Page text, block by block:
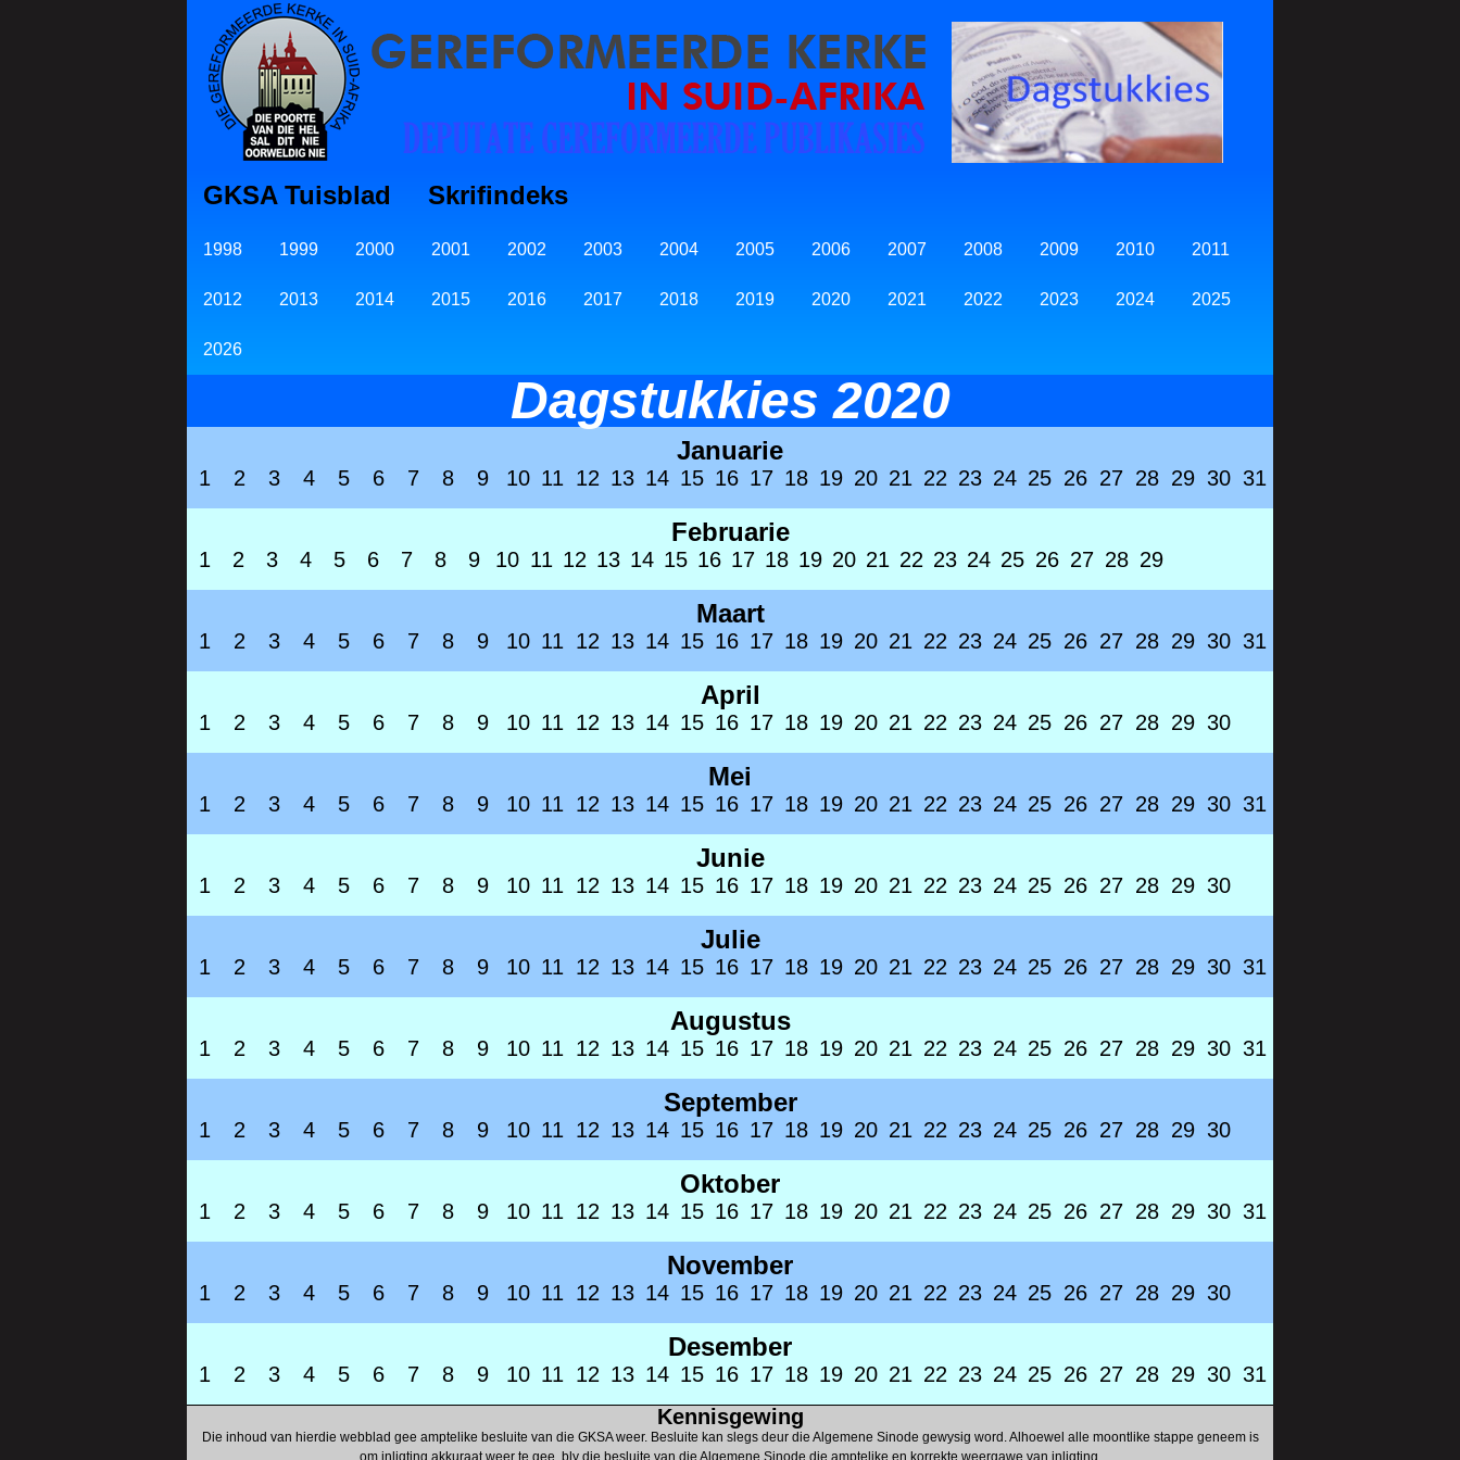
GKSA Tuisblad Skrifindeks
1998 1999 2000 2001 2002 2003 2004 2005 2006 2007 2008 2009 2010 2011
2012 2013 2014 2015 2016 2017 2018 2019 2020 2021 2022 2023 2024 2025
2026
Dagstukkies 2020
Januarie
1 2 3 4 5 6 7 8 9 10 11 12 13 14 15 16 17 18 19 20 21 22 23 24 25 26 27 28 29 30 31
Februarie
1 2 3 4 5 6 7 8 9 10 11 12 13 14 15 16 17 18 19 20 21 22 23 24 25 26 27 28 29
Maart
1 2 3 4 5 6 7 8 9 10 11 12 13 14 15 16 17 18 19 20 21 22 23 24 25 26 27 28 29 30 31
April
1 2 3 4 5 6 7 8 9 10 11 12 13 14 15 16 17 18 19 20 21 22 23 24 25 26 27 28 29 30
Mei
1 2 3 4 5 6 7 8 9 10 11 12 13 14 15 16 17 18 19 20 21 22 23 24 25 26 27 28 29 30 31
Junie
1 2 3 4 5 6 7 8 9 10 11 12 13 14 15 16 17 18 19 20 21 22 23 24 25 26 27 28 29 30
Julie
1 2 3 4 5 6 7 8 9 10 11 12 13 14 15 16 17 18 19 20 21 22 23 24 25 26 27 28 29 30 31
Augustus
1 2 3 4 5 6 7 8 9 10 11 12 13 14 15 16 17 18 19 20 21 22 23 24 25 26 27 28 29 30 31
September
1 2 3 4 5 6 7 8 9 10 11 12 13 14 15 16 17 18 19 20 21 22 23 24 25 26 27 28 29 30
Oktober
1 2 3 4 5 6 7 8 9 10 11 12 13 14 15 16 17 18 19 20 21 22 23 24 25 26 27 28 29 30 31
November
1 2 3 4 5 6 7 8 9 10 11 12 13 14 15 16 17 18 19 20 21 22 23 24 25 26 27 28 29 30
Desember
1 2 3 4 5 6 7 8 9 10 11 12 13 14 15 16 17 18 19 20 21 22 23 24 25 26 27 28 29 30 31
Kennisgewing
Die inhoud van hierdie webblad gee amptelike besluite van die GKSA weer. Besluite kan slegs deur die Algemene Sinode gewysig word. Alhoewel alle moontlike stappe geneem is
om inligting akkuraat weer te gee, bly die besluite van die Algemene Sinode die amptelike en korrekte weergawe van inligting.